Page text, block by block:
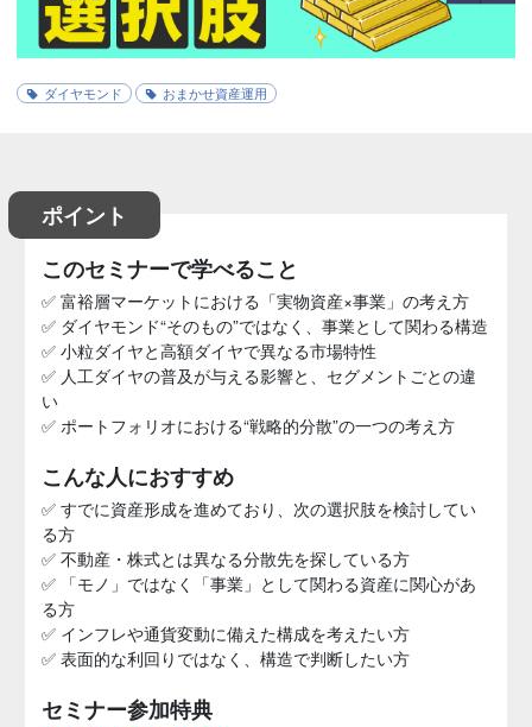
ダイヤモンド おまかせ資産運用
ポイント
このセミナーで学べること
✅ 富裕層マーケットにおける「実物資産×事業」の考え方
✅ ダイヤモンド“そのもの”ではなく、事業として関わる構造
✅ 小粒ダイヤと高額ダイヤで異なる市場特性
✅ 人工ダイヤの普及が与える影響と、セグメントごとの違
い
✅ ポートフォリオにおける“戦略的分散”の一つの考え方
こんな人におすすめ
✅ すでに資産形成を進めており、次の選択肢を検討してい
る方
✅ 不動産・株式とは異なる分散先を探している方
✅ 「モノ」ではなく「事業」として関わる資産に関心があ
る方
✅ インフレや通貨変動に備えた構成を考えたい方
✅ 表面的な利回りではなく、構造で判断したい方
セミナー参加特典